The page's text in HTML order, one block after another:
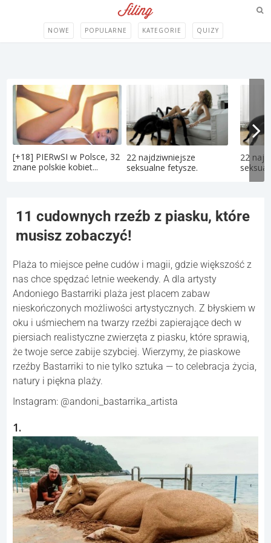
NOWE POPULARNE KATEGORIE QUIZY
[+18] PIERwSI w Polsce, 32
znane polskie kobiet...
22 najdziwniejsze
seksualne fetysze.
22
11 cudownych rzeźb z piasku, które
musisz zobaczyć!
Plaża to miejsce pełne cudów i magii, gdzie większość z
nas chce spędzać letnie weekendy. A dla artysty
Andoniego Bastarriki plaża jest placem zabaw
nieskończonych możliwości artystycznych. Z błyskiem w
oku i uśmiechem na twarzy rzeźbi zapierające dech w
piersiach realistyczne zwierzęta z piasku, które sprawią,
że twoje serce zabije szybciej. Wierzymy, że piaskowe
rzeźby Bastarriki to nie tylko sztuka — to celebracja życia,
natury i piękna plaży.
Instagram: @andoni_bastarrika_artista
1.